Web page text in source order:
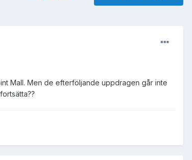
Mall. Men de efterföljande uppdragen går inte